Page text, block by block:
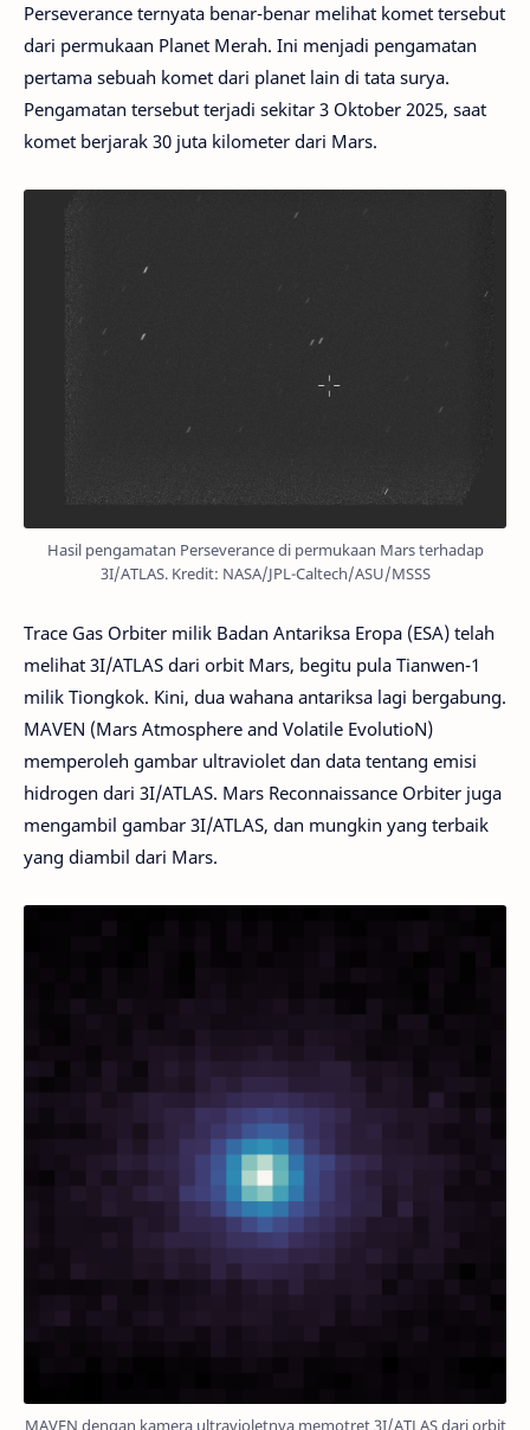
Perseverance ternyata benar-benar melihat komet tersebut
dari permukaan Planet Merah. Ini menjadi pengamatan
pertama sebuah komet dari planet lain di tata surya.
Pengamatan tersebut terjadi sekitar 3 Oktober 2025, saat
komet berjarak 30 juta kilometer dari Mars.
Hasil pengamatan Perseverance di permukaan Mars terhadap
3I/ATLAS. Kredit: NASA/JPL-Caltech/ASU/MSSS
Trace Gas Orbiter milik Badan Antariksa Eropa (ESA) telah
melihat 3I/ATLAS dari orbit Mars, begitu pula Tianwen-1
milik Tiongkok. Kini, dua wahana antariksa lagi bergabung.
MAVEN (Mars Atmosphere and Volatile EvolutioN)
memperoleh gambar ultraviolet dan data tentang emisi
hidrogen dari 3I/ATLAS. Mars Reconnaissance Orbiter juga
mengambil gambar 3I/ATLAS, dan mungkin yang terbaik
yang diambil dari Mars.
MAVEN dengan kamera ultravioletnya memotret 3I/ATLAS dari orbit